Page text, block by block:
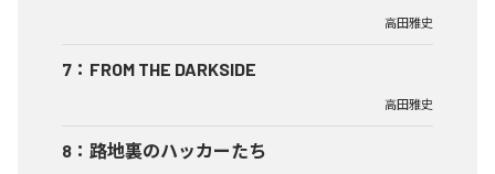
高田雅史
7 ： FROM THE DARKSIDE
高田雅史
8 ： 路地裏のハッカーたち